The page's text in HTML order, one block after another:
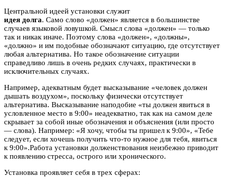
Центральной идеей установки служит
идея долга. Само слово «должен» является в большинстве
случаев языковой ловушкой. Смысл слова «должен» — только
так и никак иначе. Поэтому слова «должен», «должны»,
«должно» и им подобные обозначают ситуацию, где отсутствует
любая альтернатива. Но такое обозначение ситуации
справедливо лишь в очень редких случаях, практически в
исключительных случаях.
Например, адекватным будет высказывание «человек должен
дышать воздухом», поскольку физически отсутствует
альтернатива. Высказывание наподобие «ты должен явиться в
условленное место в 9:00» неадекватно, так как на самом деле
скрывает за собой иные обозначения и объяснения (или просто
— слова). Например: «Я хочу, чтобы ты пришел к 9:00», «Тебе
следует, если хочешь получить что-то нужное для тебя, явиться
к 9:00».Работа установки долженствования неизбежно приводит
к появлению стресса, острого или хронического.
Установка проявляет себя в трех сферах: